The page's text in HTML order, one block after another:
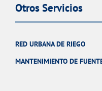
Otros Servicios
RED URBANA DE RIEGO
MANTENIMIENTO DE